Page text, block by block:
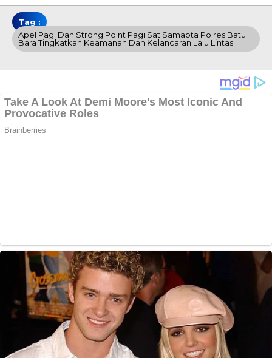
Tag :
Apel Pagi Dan Strong Point Pagi Sat Samapta Polres Batu
Bara Tingkatkan Keamanan Dan Kelancaran Lalu Lintas